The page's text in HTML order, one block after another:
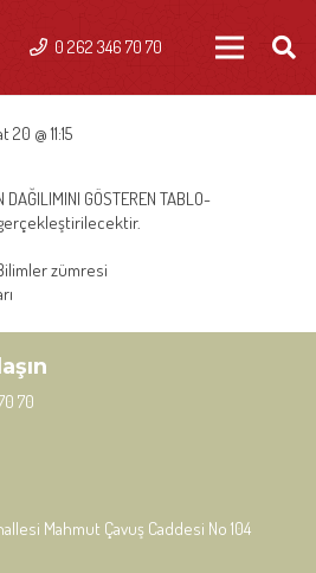
0 262 346 70 70
DAĞILIMINI GÖSTEREN TABLO-
gerçekleştirilecektir.
zümresi
@ 11:15
70
Mahmut Çavuş Caddesi No 104